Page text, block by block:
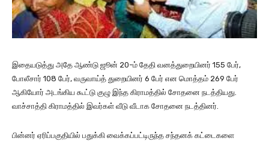
இதையடுத்து அதே ஆண்டு ஜூன் 20-ம் தேதி வனத்துறையினர் 155 பேர்,
போலீசார் 108 பேர், வருவாய்த் துறையினர் 6 பேர் என மொத்தம் 269 பேர்
ஆகியோர் அடங்கிய கூட்டு குழு இந்த கிராமத்தில் சோதனை நடத்தியது.
வாச்சாத்தி கிராமத்தில் இவர்கள் வீடு வீடாக சோதனை நடத்தினர்.
பின்னர் ஏரிப்பகுதியில் பதுக்கி வைக்கப்பட்டிருந்த சந்தனக் கட்டைகளை